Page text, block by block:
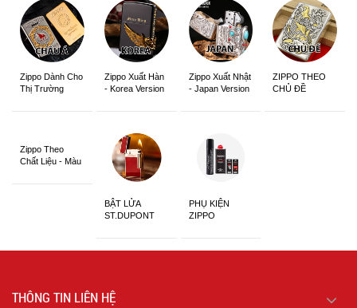
Zippo Dành Cho
Thị Trường
Zippo Xuất Hàn
- Korea Version
Zippo Xuất Nhật
- Japan Version
ZIPPO THEO
CHỦ ĐỀ
Zippo Theo
Chất Liệu - Màu
BẬT LỬA
ST.DUPONT
PHỤ KIỆN
ZIPPO
THÔNG TIN LIÊN HỆ